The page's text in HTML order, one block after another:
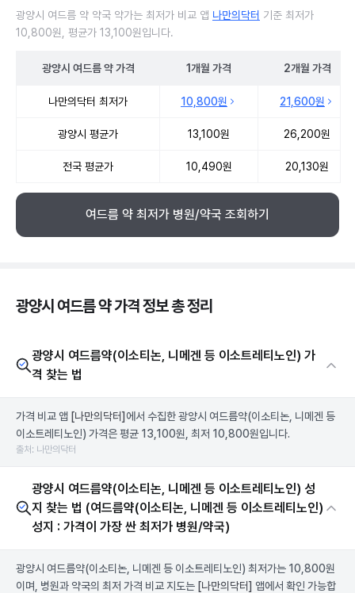
광양시 여드름 약 약국 약가는 최저가 비교 앱 나만의닥터 기준 최저가
10,800원, 평균가 13,100원입니다.
광양시 여드름 약가격 1개월 가격 2개월 가격
나만의닥터 최저가 10,800원 21,600원
광양시 평균가 13,100원 26,200원
전국 평균가 10,490원 20,130원
여드름 약 최저가 병원/약국 조회하기
광양시 여드름 약 가격 정보 총 정리
광양시 여드름약(이소티논, 니메겐 등 이소트레티노인) 가
격 찾는 법
가격 비교 앱 [나만의닥터] 에서 수집한 광양시 여드름약(이소티논, 니메겐 등
이소트레티노인) 가격은 평균 13,100원, 최저 10,800원입니다.
출처: 나만의닥터
광양시 여드름약(이소티논, 니메겐 등 이소트레티노인) 성
지 찾는 법 (여드름약(이소티논, 니메겐 등 이소트레티노인)
성지 : 가격이 가장 싼 최저가 병원/약국)
광양시 여드름약(이소티논, 니메겐 등 이소트레티노인) 최저가는 10,800원
이며, 병원과 약국의 최저 가격 비교 지도는 [나만의닥터] 앱에서 확인 가능합